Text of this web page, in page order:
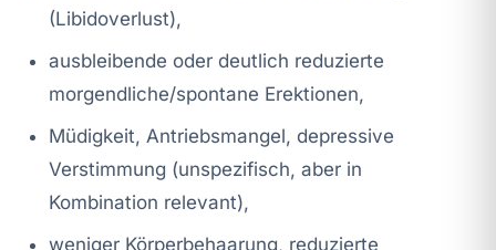
(Libidoverlust),
ausbleibende oder deutlich reduzierte
morgendliche/spontane Erektionen,
Müdigkeit, Antriebsmangel, depressive
Verstimmung (unspezifisch, aber in
Kombination relevant),
weniger Körperbehaarung, reduzierte